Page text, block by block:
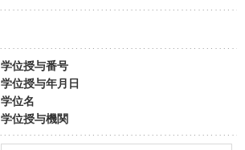
学位授与番号
学位授与年月日
学位名
学位授与機関